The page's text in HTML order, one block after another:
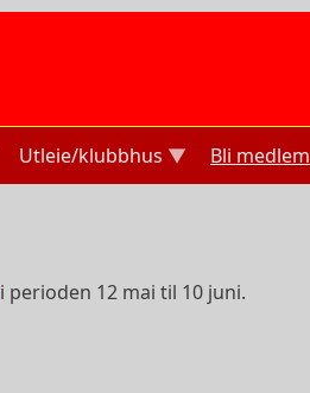
Utleie/klubbhus Bli medlem
i perioden 12 mai til 10 juni.